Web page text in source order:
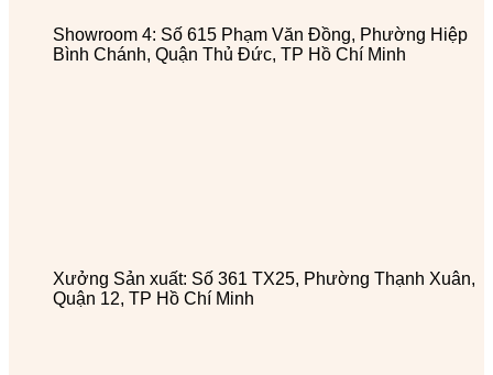
Showroom 4: Số 615 Phạm Văn Đồng, Phường Hiệp
Bình Chánh, Quận Thủ Đức, TP Hồ Chí Minh
Xưởng Sản xuất: Số 361 TX25, Phường Thạnh Xuân,
Quận 12, TP Hồ Chí Minh